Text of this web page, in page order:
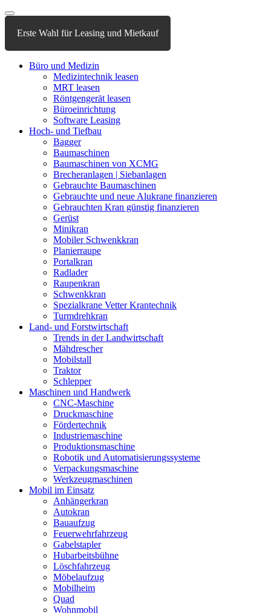
Erste Wahl für Leasing und Mietkauf
Büro und Medizin
Medizintechnik leasen
MRT leasen
Röntgengerät leasen
Büroeinrichtung
Software Leasing
Hoch- und Tiefbau
Bagger
Baumaschinen
Baumaschinen von XCMG
Brecheranlagen | Siebanlagen
Gebrauchte Baumaschinen
Gebrauchte und neue Alukrane finanzieren
Gebrauchten Kran günstig finanzieren
Gerüst
Minikran
Mobiler Schwenkkran
Planierraupe
Portalkran
Radlader
Raupenkran
Schwenkkran
Spezialkrane Vetter Krantechnik
Turmdrehkran
Land- und Forstwirtschaft
Trends in der Landwirtschaft
Mähdrescher
Mobilstall
Traktor
Schlepper
Maschinen und Handwerk
CNC-Maschine
Druckmaschine
Fördertechnik
Industriemaschine
Produktionsmaschine
Robotik und Automatisierungssysteme
Verpackungsmaschine
Werkzeugmaschinen
Mobil im Einsatz
Anhängerkran
Autokran
Bauaufzug
Feuerwehrfahrzeug
Gabelstapler
Hubarbeitsbühne
Löschfahrzeug
Möbelaufzug
Mobilheim
Quad
Wohnmobil